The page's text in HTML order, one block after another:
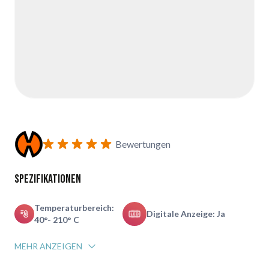
Bewertungen
Spezifikationen
Temperaturbereich:
40°- 210° C
Digitale Anzeige: Ja
MEHR ANZEIGEN